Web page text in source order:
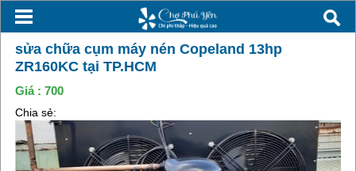
sửa chữa cụm máy nén Copeland 13hp
ZR160KC tại TP.HCM
Giá : 700
Chia sẻ: